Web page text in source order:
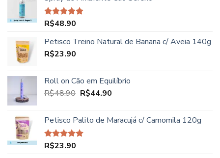
Avaliação
R$48.90
Petisco Treino Natural de Banana c/ Aveia 140g
R$23.90
Roll on Cão em Equilíbrio
R$48.90 O
era:
R$48.90.
R$44.90O
é:
Petisco Palito de Maracujá c/ Camomila 120g
Avaliação
R$23.90